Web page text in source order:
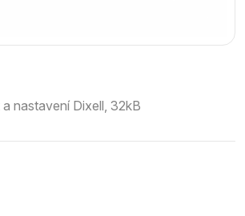
nastavení Dixell, 32kB